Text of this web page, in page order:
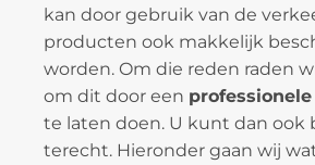
kan door gebruik van de
producten ook makkelijk
worden. Om die reden raden
om dit door een
te laten doen. U kunt dan ook
terecht. Hieronder gaan wij